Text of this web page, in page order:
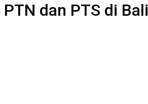
dan PTS di Bali